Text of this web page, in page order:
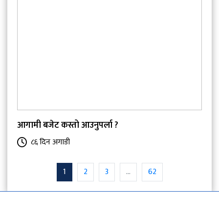
आगामी बजेट कस्तो आउनुपर्ला ?
८६ दिन अगाडी
1 2 3 ... 62